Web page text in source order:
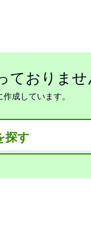
ておりませ
成しています。
探す